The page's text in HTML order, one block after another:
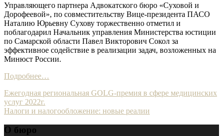
Управляющего партнера Адвокатского бюро «Суховой и
Дорофеевой», по совместительству Вице-президента ПАСО
Наталию Юрьевну Сухову торжественно отметил и
поблагодарил Начальник управления Министерства юстиции
по Самарской области Павел Викторович Сокол за
эффективное содействие в реализации задач, возложенных на
Минюст России.
Подробнее…
Навигация
по
записям
Ежегодная региональная GOLG-премия в сфере медицинских
услуг 2022г.
Налоги и налогообложение: новые реалии
О бюро